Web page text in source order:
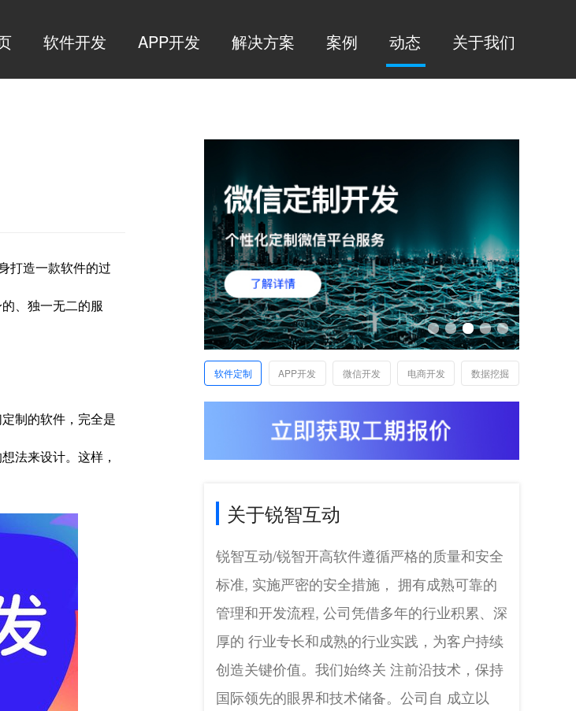
软件开发 APP开发 解决方案 案例 动态 关于我们
打造一款软件的过
、独一无二的服
制的软件，完全是
法来设计。这样，
软件定制 APP开发 微信开发 电商开发 数据挖掘
关于锐智互动
锐智互动/锐智开高软件遵循严格的质量和安全
标准, 实施严密的安全措施， 拥有成熟可靠的
管理和开发流程, 公司凭借多年的行业积累、深
厚的 行业专长和成熟的行业实践，为客户持续
创造关键价值。我们始终关 注前沿技术，保持
国际领先的眼界和技术储备。公司自 成立以